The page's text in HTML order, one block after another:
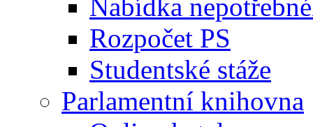
Nabídka
Rozpočet PS
Studentské stáže
Parlamentní knihovna